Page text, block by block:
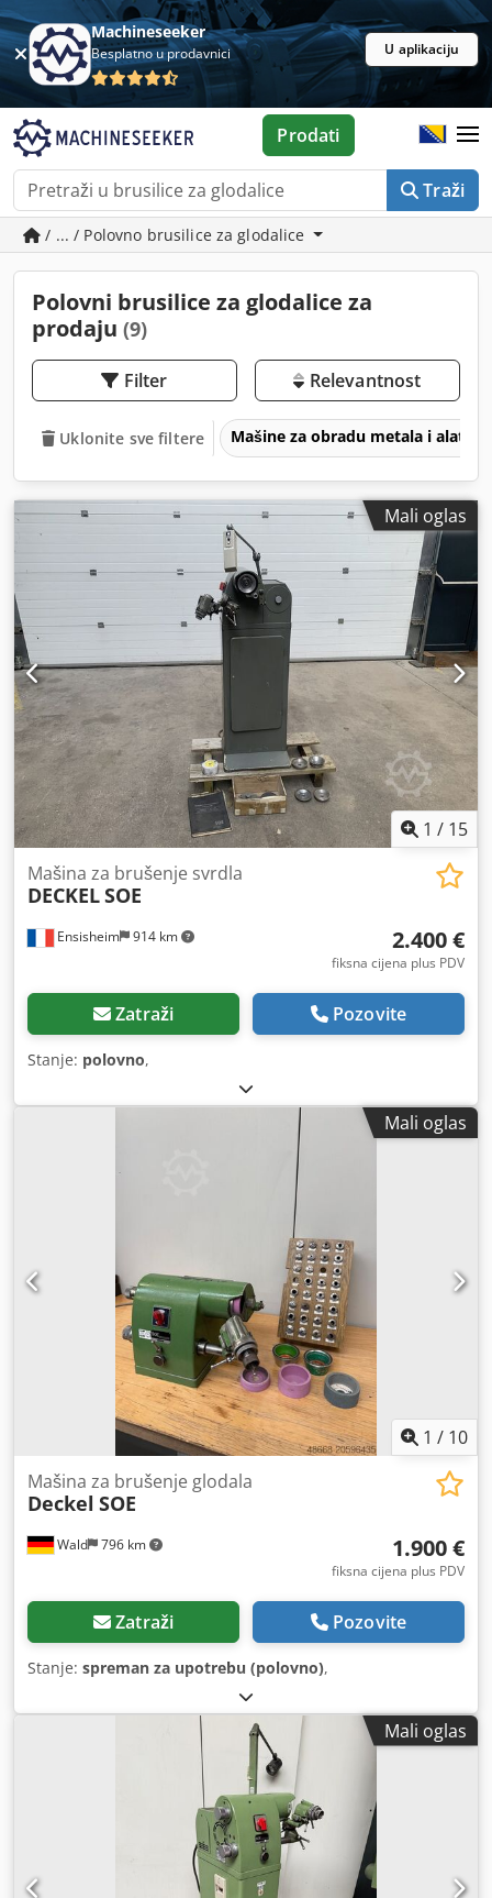
Machineseeker
Besplatno u prodavnici U aplikaciju
Traži
Prodati
/ ... / Polovno brusilice za glodalice
Polovni brusilice za glodalice za
prodaju (9)
Filter Relevantnost
Uklonite sve filtere Mašine za obradu metala i alatne
Mali oglas
1 / 15
Ensisheim 914 km
Mašina za brušenje svrdla
DECKELSOE
2.400 €
fiksna cijena plus PDV
Zatraži Pozovite
Stanje: polovno,
Mali oglas
1 / 10
Wald 796 km
Mašina za brušenje glodala
Deckel SOE
1.900 €
fiksna cijena plus PDV
Zatraži Pozovite
Stanje: spreman za upotrebu (polovno),
Mali oglas